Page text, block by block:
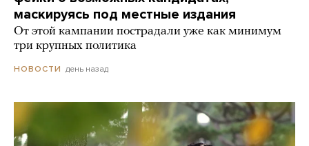
маскируясь под местные издания
От этой кампании пострадали уже как минимум
три крупных политика
НОВОСТИ день назад